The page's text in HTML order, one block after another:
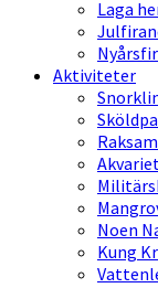
Laga
Aktiviteter
Noen
Kung